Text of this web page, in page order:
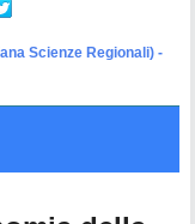
Scienze Regionali) -